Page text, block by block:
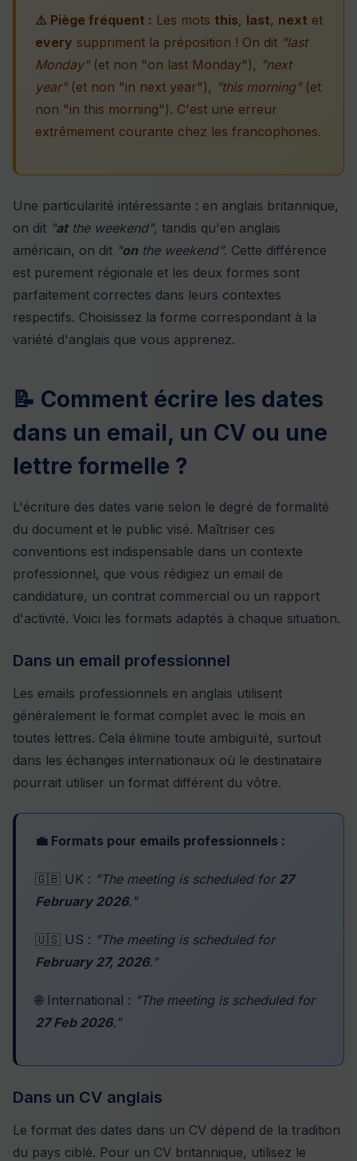
⚠️ Piège fréquent : Les mots this, last, next et
every suppriment la préposition ! On dit "last
Monday"(et non "on last Monday"), "next
year"(et non "in next year"), "this morning"(et
non "in this morning"). C'est une erreur
extrêmement courante chez les francophones.
Une particularité intéressante : en anglais britannique,
on dit "atthe weekend", tandis qu'en anglais
américain, on dit "onthe weekend". Cette différence
est purement régionale et les deux formes sont
parfaitement correctes dans leurs contextes
respectifs. Choisissez la forme correspondant à la
variété d'anglais que vous apprenez.
📝 Comment écrire les dates
dans un email, un CV ou une
lettre formelle ?
L'écriture des dates varie selon le degré de formalité
du document et le public visé. Maîtriser ces
conventions est indispensable dans un contexte
professionnel, que vous rédigiez un email de
candidature, un contrat commercial ou un rapport
d'activité. Voici les formats adaptés à chaque situation.
Dans un email professionnel
Les emails professionnels en anglais utilisent
généralement le format complet avec le mois en
toutes lettres. Cela élimine toute ambiguïté, surtout
dans les échanges internationaux où le destinataire
pourrait utiliser un format différent du vôtre.
💼 Formats pour emails professionnels :
🇬🇧 UK : "The meeting is scheduled for 27
February 2026."
🇺🇸 US : "The meeting is scheduled for
February 27, 2026."
🌐 International : "The meeting is scheduled for
27 Feb 2026."
Dans un CV anglais
Le format des dates dans un CV dépend de la tradition
du pays ciblé. Pour un CV britannique, utilisez le